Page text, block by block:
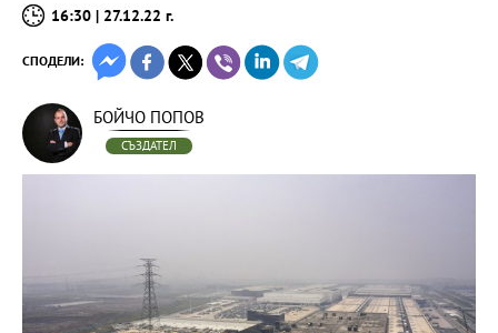
16:30 | 27.12.22 г.
СПОДЕЛИ:
БОЙЧО ПОПОВ
СЪЗДАТЕЛ